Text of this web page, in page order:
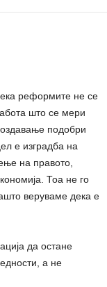
реформите не се
што се мери
подобри
е изградба на
на правото,
Тоа не го
веруваме дека е